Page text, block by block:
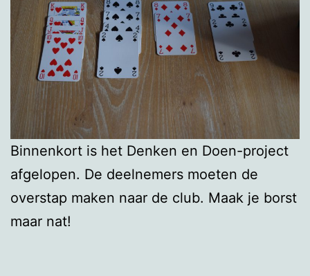
Binnenkort is het Denken en Doen-project
afgelopen. De deelnemers moeten de
overstap maken naar de club. Maak je borst
maar nat!